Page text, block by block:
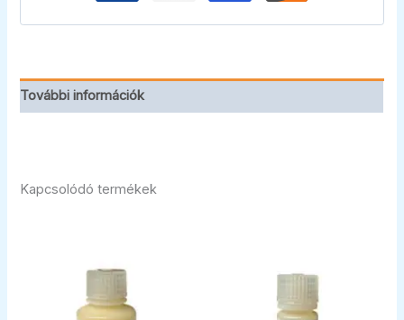
További információk
Kapcsolódó termékek